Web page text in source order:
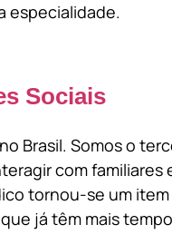
especialidade.
Sociais
Brasil. Somos o
com familiares
tornou-se um
já têm mais